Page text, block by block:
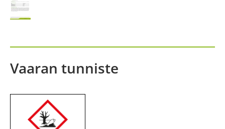
Vaaran tunniste